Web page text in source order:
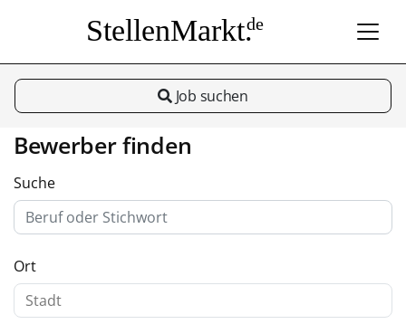
StellenMarkt.de
Job suchen
Bewerber finden
Suche
Ort